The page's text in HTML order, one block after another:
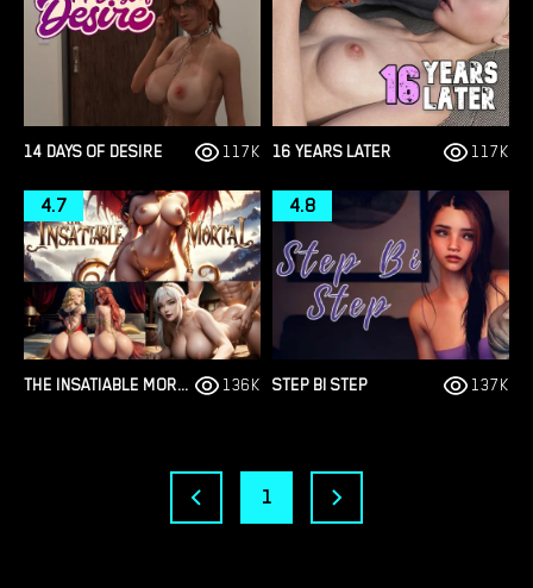
14 DAYS OF DESIRE 117K 16 YEARS LATER 117K
THE INSATIABLE MORTAL
4.7
136K STEP BI STEP
4.8
137K
1